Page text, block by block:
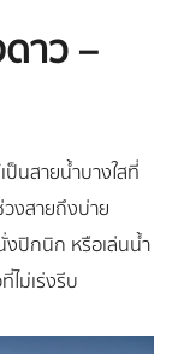
าว –
นสายน้ำบางใสที่
งสายถึงบ่าย
งปิกนิก หรือเล่นน้ำ
ม่เร่งรีบ